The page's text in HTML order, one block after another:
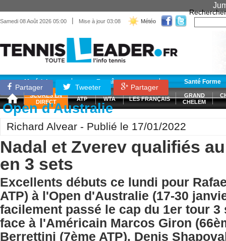
Samedi 08 Août 2026 05:00 | Mise à jour 03:08 Météo
Rechercher
Matériel Entraînement Santé Forme
SCORES EN
DIRECT
ATP WTA LES FRANÇAIS
GRAND
CHELEM
Partager Tweeter Partager
Open d'Australie
Richard Alvear - Publié le 17/01/2022
Nadal et Zverev qualifiés
en 3 sets
Excellents débuts ce lundi pour
ATP) à l'Open d'Australie (17-30
facilement passé le cap du 1er tour 3
face à l'Américain Marcos Giron
Berrettini (7ème ATP), Denis